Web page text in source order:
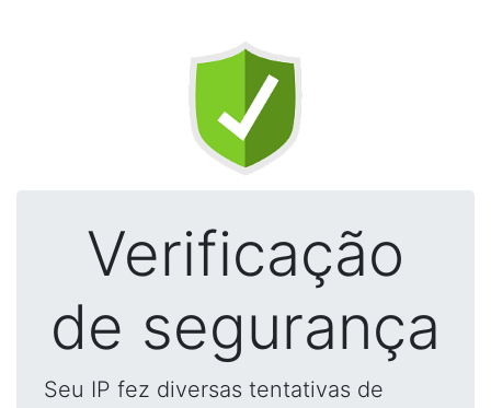
Verificação
de segurança
Seu IP fez diversas tentativas de